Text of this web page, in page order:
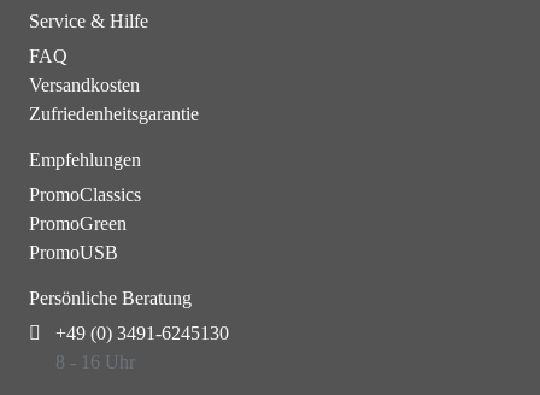
Service & Hilfe
FAQ
Versandkosten
Zufriedenheitsgarantie
Empfehlungen
PromoClassics
PromoGreen
PromoUSB
Persönliche Beratung
+49 (0) 3491-6245130
8 - 16 Uhr